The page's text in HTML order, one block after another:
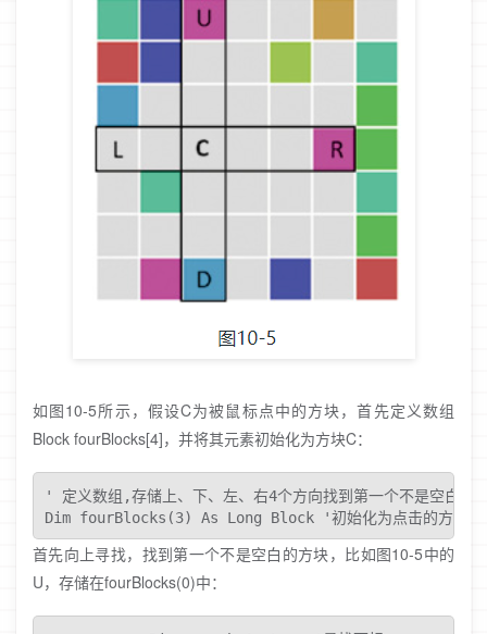
如图10-5所示，假设C为被鼠标点中的方块，首先定义数组
Block fourBlocks[4]，并将其元素初始化为方块C：
' 定义数组,存储上、下、左、右4个方向找到第一个不是空白的
Dim fourBlocks(3) As Long Block '初始化为点击的方块
首先向上寻找，找到第一个不是空白的方块，比如图10-5中的
U，存储在fourBlocks(0)中：